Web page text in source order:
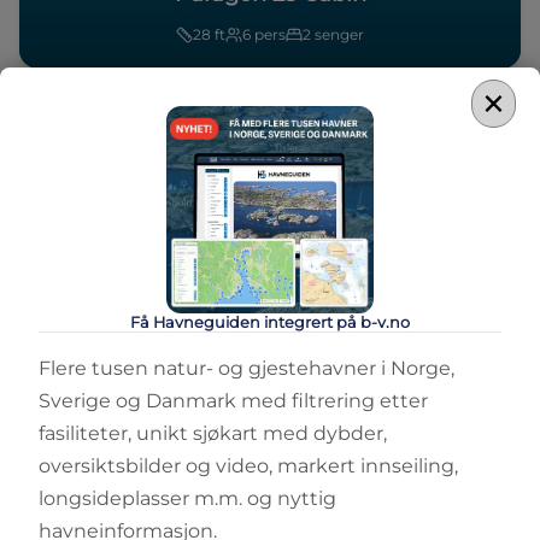
28 ft 6 pers 2 senger
DAYCRUISER
Paragon 25 Open
28 ft 6 pers 2 senger
×
Få Havneguiden integrert på b-v.no
Flere tusen natur- og gjestehavner i Norge,
Sverige og Danmark med filtrering etter
fasiliteter, unikt sjøkart med dybder,
oversiktsbilder og video, markert innseiling,
longsideplasser m.m. og nyttig
havneinformasjon.